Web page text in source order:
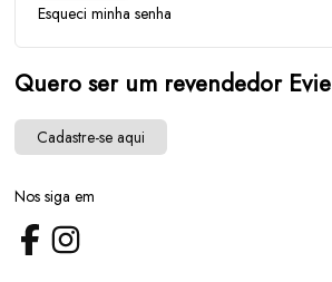
Esqueci minha senha
Quero ser um revendedor Evie
Cadastre-se aqui
Nos siga em